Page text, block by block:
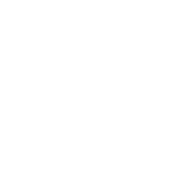
تبذله روسيا
في العالم عملة
العلاقات مع
الواحدة إلى
مجموعات جديدة